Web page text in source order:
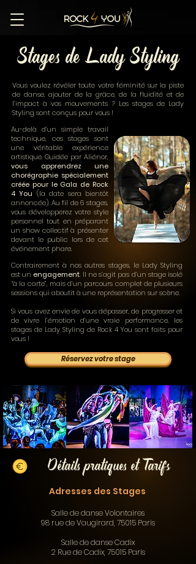
Stages de Lady Styling
Contrairement à nos autres stages, le Lady Styling
est un engagement. Il ne s’agit pas d’un stage isolé
“à la carte”, mais d’un parcours complet de plusieurs
sessions qui aboutit à une représentation sur scène.
Si vous avez envie de vous dépasser, de progresser et
de vivre l’émotion d’une vraie performance, les
stages de Lady Styling de Rock 4 You sont faits pour
vous !
Au-delà d’un simple travail
technique, ces stages sont
une véritable expérience
artistique. Guidée par Aliénor,
vous apprendrez une
chorégraphie spécialement
créée pour le Gala de Rock
4 You (la date sera bientôt
annoncée). Au fil de 6 stages,
vous développerez votre style
personnel tout en préparant
un show collectif à présenter
devant le public lors de cet
événement phare.
Vous voulez révéler toute votre féminité sur la piste
de danse, ajouter de la grâce, de la fluidité et de
l’impact à vos mouvements ? Les stages de Lady
Styling sont conçus pour vous !
Réservez votre stage
Détails pratiques et Tarifs
Adresses des Stages
Salle de danse Volontaires
98 rue de Vaugirard, 75015 Paris
Salle de danse Cadix
2 Rue de Cadix, 75015 Paris